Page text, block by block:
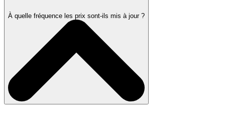
À quelle fréquence les prix sont-ils mis à jour ?